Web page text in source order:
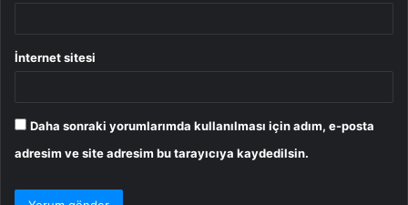
İnternet sitesi
Daha sonraki yorumlarımda kullanılması için adım, e-posta
adresim ve site adresim bu tarayıcıya kaydedilsin.